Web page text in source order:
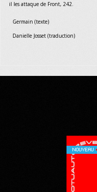
il les attaque de Front, 242.
Germain (texte)
Danielle Josset (traduction)
NOUVEAU